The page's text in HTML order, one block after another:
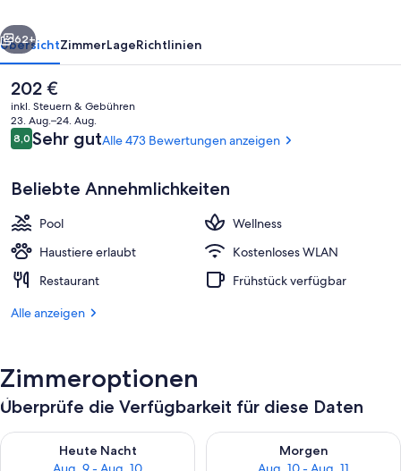
Außendetails
Weiter
62+
ÜbersichtZimmerLageRichtlinien
Der
aktuelle
Preis
beträgt
202 €.
202 €
inkl. Steuern & Gebühren
23. Aug.–24. Aug.
Bewertungen
8,08,0 von 10.
Sehr gutAlle 473 Bewertungen anzeigen
Beliebte Annehmlichkeiten
Pool
Wellness
Haustiere erlaubt
Kostenloses WLAN
Restaurant
Frühstück verfügbar
Alle anzeigen
Zimmeroptionen
Überprüfe die Verfügbarkeit für diese Daten
Heute Nacht
Überprüfe die Verfügbarkeit für heute Nacht, Aug. 9 - Aug.
Morgen
Überprüfe die Verfügbarkeit